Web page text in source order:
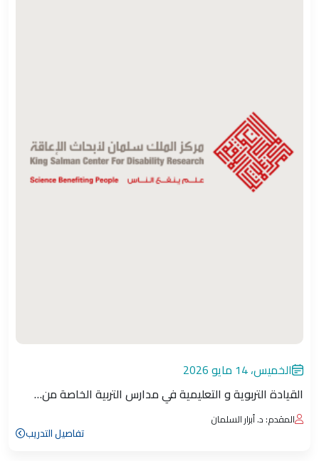
الخميس، 14 مايو 2026
القيادة التربوية و التعليمية في مدارس التربية الخاصة من…
المقدم: د. أبرار السلمان
تفاصيل التدريب